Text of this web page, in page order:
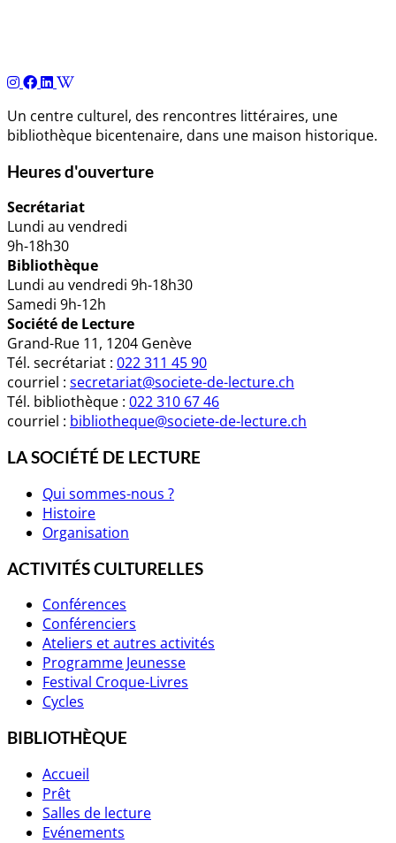
Un centre culturel, des rencontres littéraires, une
bibliothèque bicentenaire, dans une maison historique.
Heures d'ouverture
Secrétariat
Lundi au vendredi
9h-18h30
Bibliothèque
Lundi au vendredi 9h-18h30
Samedi 9h-12h
Société de Lecture
Grand-Rue 11, 1204 Genève
Tél. secrétariat : 022 311 45 90
courriel : secretariat@societe-de-lecture.ch
Tél. bibliothèque : 022 310 67 46
courriel : bibliotheque@societe-de-lecture.ch
LA SOCIÉTÉ DE LECTURE
Qui sommes-nous ?
Histoire
Organisation
ACTIVITÉS CULTURELLES
Conférences
Conférenciers
Ateliers et autres activités
Programme Jeunesse
Festival Croque-Livres
Cycles
BIBLIOTHÈQUE
Accueil
Prêt
Salles de lecture
Evénements